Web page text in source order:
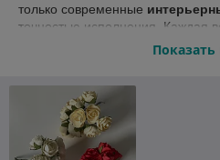
только современные
точностью исполнения. Каждая
солнечного подсолнуха,
Это идеальный декор для тех,
тратить время на сложный уход:
вызывают аллергии и сохраняют
Достаточно поставить их в
Показать